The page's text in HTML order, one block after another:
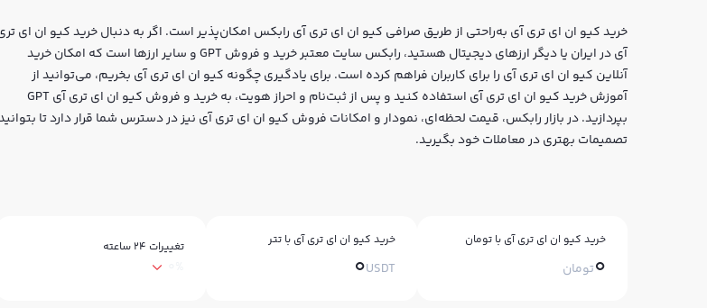
خرید کیو ان ای تری آی به‌راحتی از طریق صرافی کیو ان ای تری آی رابکس امکان‌پذیر است. اگر به دنبال خرید کیو ان ای
آی در ایران یا دیگر ارزهای دیجیتال هستید، رابکس سایت معتبر خرید و فروش GPT و سایر ارزها است که امکان خرید
آنلاین کیو ان ای تری آی را برای کاربران فراهم کرده است. برای یادگیری چگونه کیو ان ای تری آی بخریم، می‌توانید از
آموزش خرید کیو ان ای تری آی استفاده کنید و پس از ثبت‌نام و احراز هویت، به خرید و فروش کیو ان ای تری آی GPT
بپردازید. در بازار رابکس، قیمت لحظه‌ای، نمودار و امکانات فروش کیو ان ای تری آی نیز در دسترس شما قرار دارد تا
تصمیمات بهتری در معاملات خود بگیرید.
خرید کیو ان ای تری آی با تومان
0تومان
خرید کیو ان ای تری آی با تتر
0USDT
تغییرات ۲۴ ساعته